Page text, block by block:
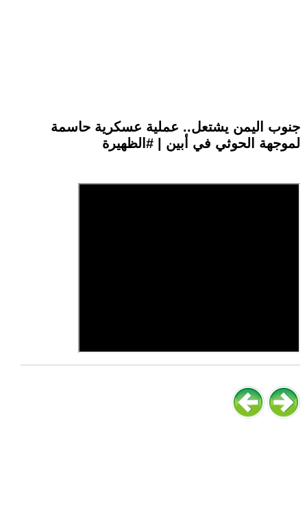
جنوب اليمن يشتعل.. عملية عسكرية حاسمة
لموجهة الحوثي في أبين | #الظهيرة